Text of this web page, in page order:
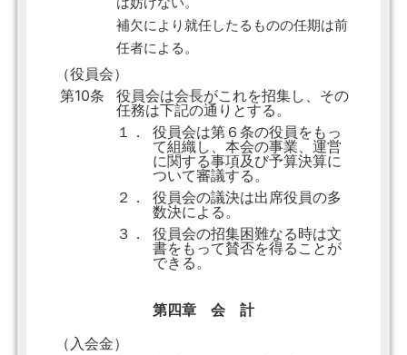
補欠により就任したるものの任期は前
任者による。
（役員会）
第10条
役員会は会長がこれを招集し、その
任務は下記の通りとする。
１．
役員会は第６条の役員をもっ
て組織し、本会の事業、運営
に関する事項及び予算決算に
ついて審議する。
２．
役員会の議決は出席役員の多
数決による。
３．
役員会の招集困難なる時は文
書をもって賛否を得ることが
できる。
第四章 会 計
（入会金）